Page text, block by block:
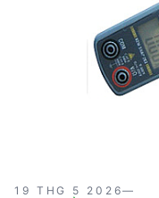
19 THG 5 2026—